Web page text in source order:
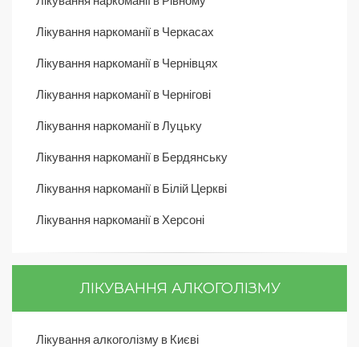
Лікування наркоманії в Черкасах
Лікування наркоманії в Чернівцях
Лікування наркоманії в Чернігові
Лікування наркоманії в Луцьку
Лікування наркоманії в Бердянську
Лікування наркоманії в Білій Церкві
Лікування наркоманії в Херсоні
ЛІКУВАННЯ АЛКОГОЛІЗМУ
Лікування алкоголізму в Києві